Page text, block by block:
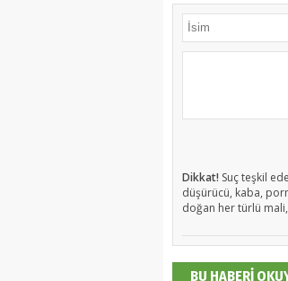
Dikkat! Suç teşkil
düşürücü, kaba,
doğan her türlü
BU HABERİ